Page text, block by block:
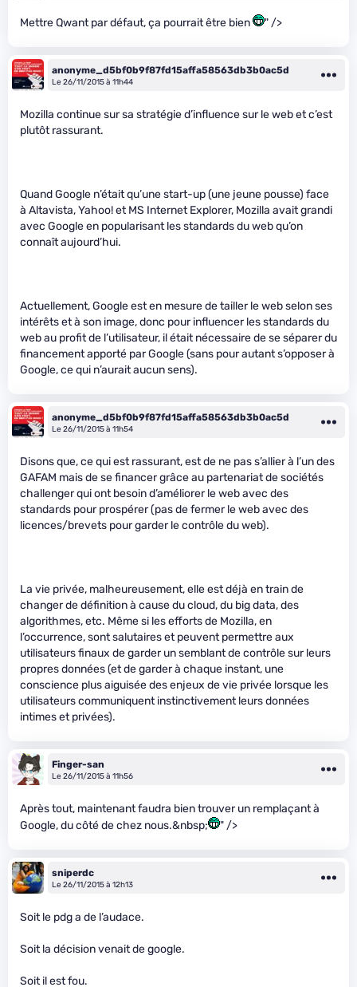
Mettre Qwant par défaut, ça pourrait être bien " />
anonyme_d5bf0b9f87fd15affa58563db3b0ac5d
Le 26/11/2015 à 11h44
Mozilla continue sur sa stratégie d’influence sur le web et c’est
plutôt rassurant.
Quand Google n’était qu’une start-up (une jeune pousse) face
à Altavista, Yahoo! et MS Internet Explorer, Mozilla avait grandi
avec Google en popularisant les standards du web qu’on
connaît aujourd’hui.
Actuellement, Google est en mesure de tailler le web selon ses
intérêts et à son image, donc pour influencer les standards du
web au profit de l’utilisateur, il était nécessaire de se séparer du
financement apporté par Google (sans pour autant s’opposer à
Google, ce qui n’aurait aucun sens).
anonyme_d5bf0b9f87fd15affa58563db3b0ac5d
Le 26/11/2015 à 11h54
Disons que, ce qui est rassurant, est de ne pas s’allier à l’un des
GAFAM mais de se financer grâce au partenariat de sociétés
challenger qui ont besoin d’améliorer le web avec des
standards pour prospérer (pas de fermer le web avec des
licences/brevets pour garder le contrôle du web).
La vie privée, malheureusement, elle est déjà en train de
changer de définition à cause du cloud, du big data, des
algorithmes, etc. Même si les efforts de Mozilla, en
l’occurrence, sont salutaires et peuvent permettre aux
utilisateurs finaux de garder un semblant de contrôle sur leurs
propres données (et de garder à chaque instant, une
conscience plus aiguisée des enjeux de vie privée lorsque les
utilisateurs communiquent instinctivement leurs données
intimes et privées).
Finger-san
Le 26/11/2015 à 11h56
Après tout, maintenant faudra bien trouver un remplaçant à
Google, du côté de chez nous.&nbsp;
" />
sniperdc
Le 26/11/2015 à 12h13
Soit le pdg a de l’audace.
Soit la décision venait de google.
Soit il est fou.